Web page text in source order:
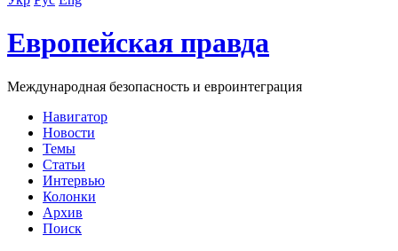
Европейская правда
Международная безопасность и евроинтеграция
Навигатор
Новости
Темы
Статьи
Интервью
Колонки
Архив
Поиск